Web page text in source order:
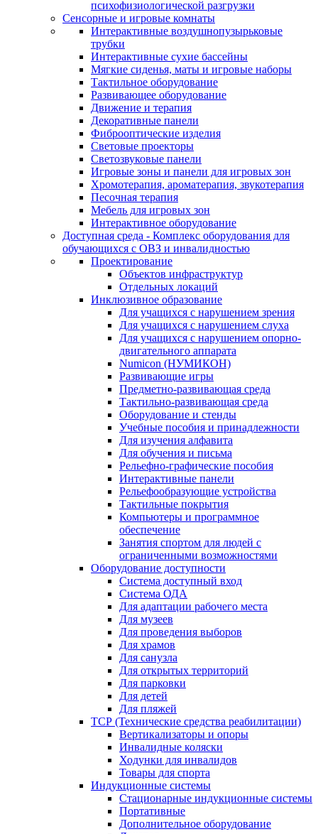
психофизиологической разгрузки
Сенсорные и игровые комнаты
Интерактивные воздушнопузырьковые
трубки
Интерактивные сухие бассейны
Мягкие сиденья, маты и игровые наборы
Тактильное оборудование
Развивающее оборудование
Движение и терапия
Декоративные панели
Фиброоптические изделия
Световые проекторы
Светозвуковые панели
Игровые зоны и панели для игровых зон
Хромотерапия, ароматерапия, звукотерапия
Песочная терапия
Мебель для игровых зон
Интерактивное оборудование
Доступная среда - Комплекс оборудования для
обучающихся с ОВЗ и инвалидностью
Проектирование
Объектов инфраструктур
Отдельных локаций
Инклюзивное образование
Для учащихся с нарушением зрения
Для учащихся с нарушением слуха
Для учащихся с нарушением опорно-
двигательного аппарата
Numicon (НУМИКОН)
Развивающие игры
Предметно-развивающая среда
Тактильно-развивающая среда
Оборудование и стенды
Учебные пособия и принадлежности
Для изучения алфавита
Для обучения и письма
Рельефно-графические пособия
Интерактивные панели
Рельефообразующие устройства
Тактильные покрытия
Компьютеры и программное
обеспечение
Занятия спортом для людей с
ограниченными возможностями
Оборудование доступности
Система доступный вход
Система ОДА
Для адаптации рабочего места
Для музеев
Для проведения выборов
Для храмов
Для санузла
Для открытых территорий
Для парковки
Для детей
Для пляжей
ТСР (Технические средства реабилитации)
Вертикализаторы и опоры
Инвалидные коляски
Ходунки для инвалидов
Товары для спорта
Индукционные системы
Стационарные индукционные системы
Портативные
Дополнительное оборудование